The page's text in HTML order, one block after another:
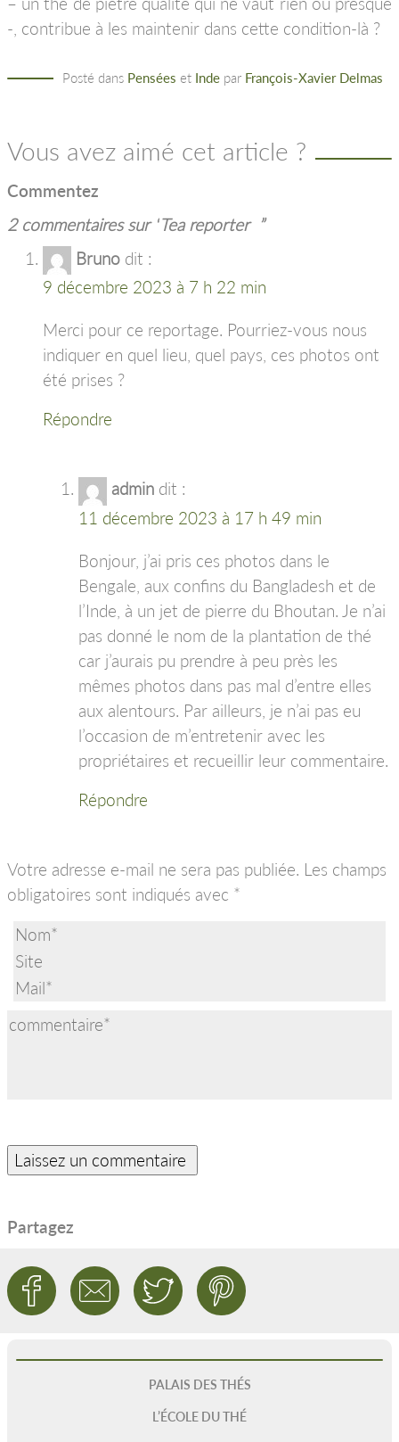
-, contribue à les maintenir dans cette condition-là ?
Posté dans Pensées et Inde par François-Xavier Delmas
Vous avez aimé cet article ?
Commentez
2 commentaires sur “Tea reporter
”
Bruno dit :
9 décembre 2023 à 7 h 22 min
Merci pour ce reportage. Pourriez-vous nous
indiquer en quel lieu, quel pays, ces photos ont
été prises ?
Répondre
admin dit :
11 décembre 2023 à 17 h 49 min
Bonjour, j’ai pris ces photos dans le
Bengale, aux confins du Bangladesh et de
l’Inde, à un jet de pierre du Bhoutan. Je n’ai
pas donné le nom de la plantation de thé
car j’aurais pu prendre à peu près les
mêmes photos dans pas mal d’entre elles
aux alentours. Par ailleurs, je n’ai pas eu
l’occasion de m’entretenir avec les
propriétaires et recueillir leur commentaire.
Répondre
Votre adresse e-mail ne sera pas publiée. Les champs
obligatoires sont indiqués avec *
Partagez
PALAIS DES THÉS
L’ÉCOLE DU THÉ